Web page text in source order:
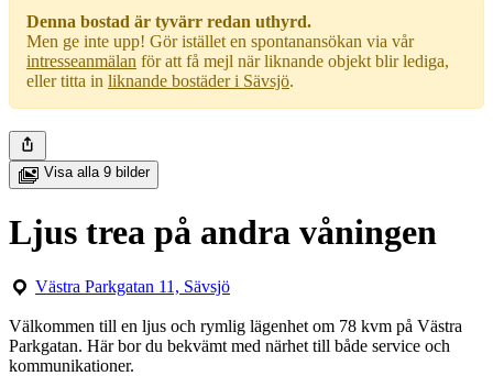
Denna bostad är tyvärr redan uthyrd.
Men ge inte upp! Gör istället en spontanansökan via vår
intresseanmälan för att få mejl när liknande objekt blir lediga,
eller titta in liknande bostäder i Sävsjö.
Visa alla 9 bilder
Ljus trea på andra våningen
Västra Parkgatan 11, Sävsjö
Välkommen till en ljus och rymlig lägenhet om 78 kvm på Västra
Parkgatan. Här bor du bekvämt med närhet till både service och
kommunikationer.